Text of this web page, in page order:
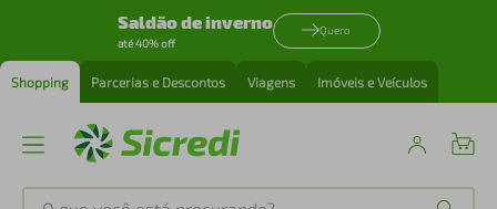
Saldão de inverno
até 40% off
Quero
Shopping Parcerias e Descontos Viagens Imóveis e Veículos
O que você está procurando?